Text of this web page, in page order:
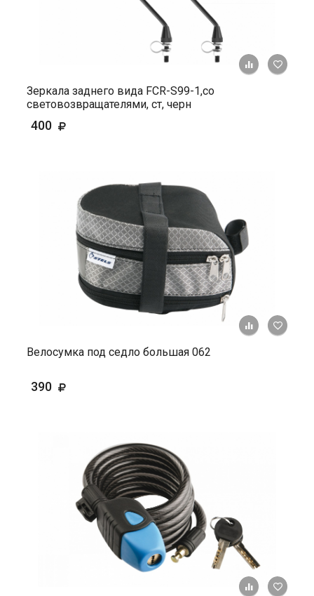
+ К
Зеркала заднего вида FCR-S99-1,со
световозвращателями, ст, черн
400
+ К
Велосумка под седло большая 062
390
+ К